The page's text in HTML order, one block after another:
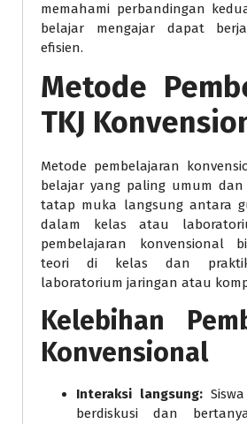
memahami perbandingan
belajar mengajar dapat
efisien.
Metode
TKJ
Metode pembelajaran
belajar yang paling umum
tatap muka langsung antara
dalam kelas atau
pembelajaran konvensional
teori di kelas dan
laboratorium jaringan atau
Kelebihan
Konvensional
Interaksi langsung:
berdiskusi dan